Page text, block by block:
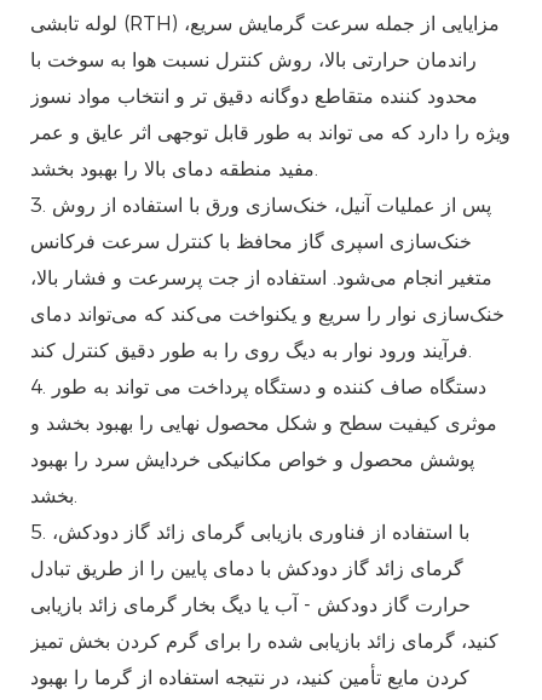
لوله تابشی (RTH) مزایایی از جمله سرعت گرمایش سریع،
راندمان حرارتی بالا، روش کنترل نسبت هوا به سوخت با
محدود کننده متقاطع دوگانه دقیق تر و انتخاب مواد نسوز
ویژه را دارد که می تواند به طور قابل توجهی اثر عایق و عمر
مفید منطقه دمای بالا را بهبود بخشد.
3. پس از عملیات آنیل، خنک‌سازی ورق با استفاده از روش
خنک‌سازی اسپری گاز محافظ با کنترل سرعت فرکانس
متغیر انجام می‌شود. استفاده از جت پرسرعت و فشار بالا،
خنک‌سازی نوار را سریع و یکنواخت می‌کند که می‌تواند دمای
فرآیند ورود نوار به دیگ روی را به طور دقیق کنترل کند.
4. دستگاه صاف کننده و دستگاه پرداخت می تواند به طور
موثری کیفیت سطح و شکل محصول نهایی را بهبود بخشد و
پوشش محصول و خواص مکانیکی خردایش سرد را بهبود
بخشد.
5. با استفاده از فناوری بازیابی گرمای زائد گاز دودکش،
گرمای زائد گاز دودکش با دمای پایین را از طریق تبادل
حرارت گاز دودکش - آب یا دیگ بخار گرمای زائد بازیابی
کنید، گرمای زائد بازیابی شده را برای گرم کردن بخش تمیز
کردن مایع تأمین کنید، در نتیجه استفاده از گرما را بهبود